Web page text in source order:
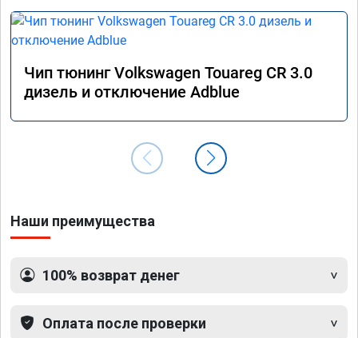
Чип тюнинг Volkswagen Touareg CR 3.0
дизель и отключение Adblue
Наши преимущества
100% возврат денег
Оплата после проверки